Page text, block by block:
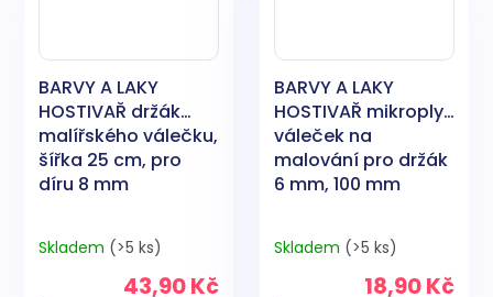
BARVY A LAKY
HOSTIVAŘ držák
malířského válečku,
šířka 25 cm, pro
díru 8 mm
Skladem (>5 ks)
43,90 Kč
BARVY A LAKY
HOSTIVAŘ mikroplyš
váleček na
malování pro držák
6 mm, 100 mm
Skladem (>5 ks)
18,90 Kč